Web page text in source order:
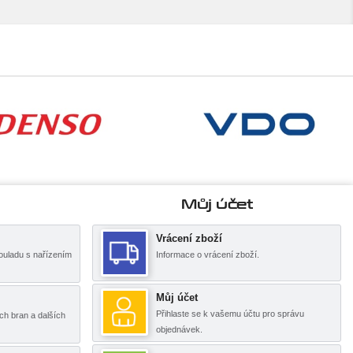
s nařízením
bran a dalších
Můj účet
Vrácení zboží
Informace o vrácení zboží.
Můj účet
Přihlaste se k vašemu účtu pro správu
objednávek.